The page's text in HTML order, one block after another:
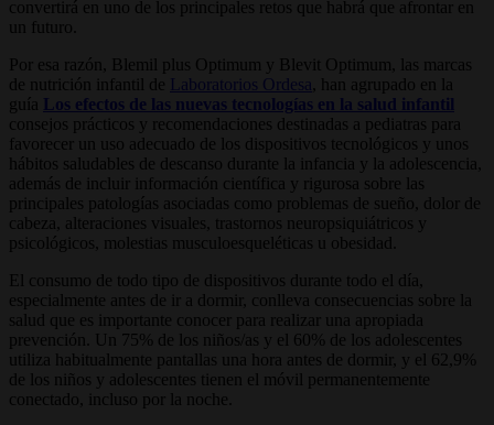
convertirá en uno de los principales retos que habrá que afrontar en
un futuro.
Por esa razón, Blemil plus Optimum y Blevit Optimum, las marcas
de nutrición infantil de Laboratorios Ordesa , han agrupado en la
guía Los efectos de las nuevas tecnologías en la salud infantil
consejos prácticos y recomendaciones destinadas a pediatras para
favorecer un uso adecuado de los dispositivos tecnológicos y unos
hábitos saludables de descanso durante la infancia y la adolescencia,
además de incluir información científica y rigurosa sobre las
principales patologías asociadas como problemas de sueño, dolor de
cabeza, alteraciones visuales, trastornos neuropsiquiátricos y
psicológicos, molestias musculoesqueléticas u obesidad.
El consumo de todo tipo de dispositivos durante todo el día,
especialmente antes de ir a dormir, conlleva consecuencias sobre la
salud que es importante conocer para realizar una apropiada
prevención. Un 75% de los niños/as y el 60% de los adolescentes
utiliza habitualmente pantallas una hora antes de dormir, y el 62,9%
de los niños y adolescentes tienen el móvil permanentemente
conectado, incluso por la noche.